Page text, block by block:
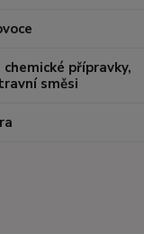
přípravky,
směsi